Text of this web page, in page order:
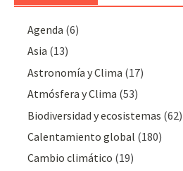
Agenda (6)
Asia (13)
Astronomía y Clima (17)
Atmósfera y Clima (53)
Biodiversidad y ecosistemas (62)
Calentamiento global (180)
Cambio climático (19)